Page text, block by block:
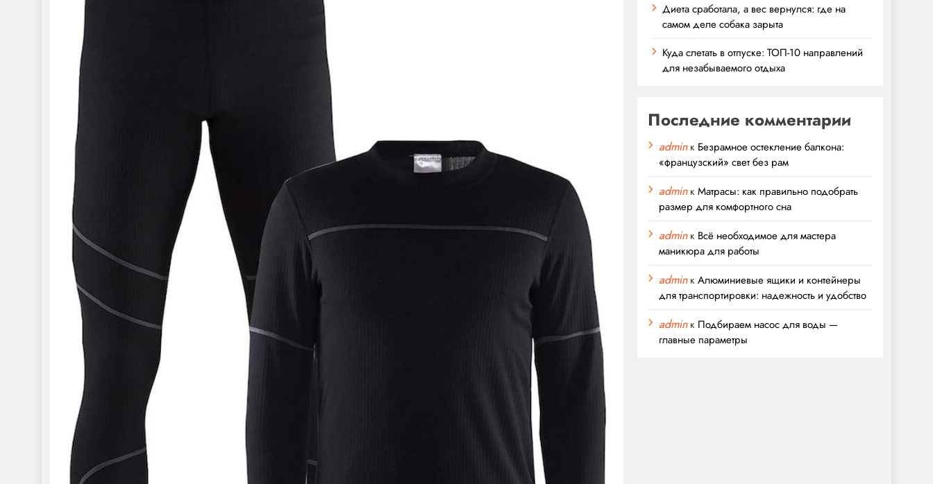
Диета сработала, а вес вернулся: где на
самом деле собака зарыта
Куда слетать в отпуске: ТОП-10 направлений
для незабываемого отдыха
Последние комментарии
adminк Безрамное остекление балкона:
«французский» свет без рам
adminкМатрасы: как правильно подобрать
размер для комфортного сна
adminк Всё необходимое для мастера
маникюра для работы
adminкАлюминиевые ящики и контейнеры
для транспортировки: надежность и удобство
adminк Подбираем насос для воды —
главные параметры